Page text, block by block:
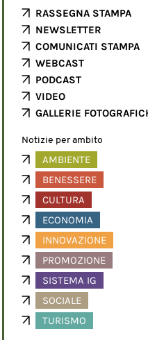
RASSEGNA STAMPA
NEWSLETTER
COMUNICATI STAMPA
WEBCAST
PODCAST
VIDEO
GALLERIE
Notizie per ambito
AMBIENTE
BENESSERE
CULTURA
ECONOMIA
INNOVAZIONE
PROMOZIONE
SISTEMA IG
SOCIALE
TURISMO